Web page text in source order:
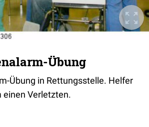
Übung
Übung in Rettungsstelle. Helfer
einen Verletzten.